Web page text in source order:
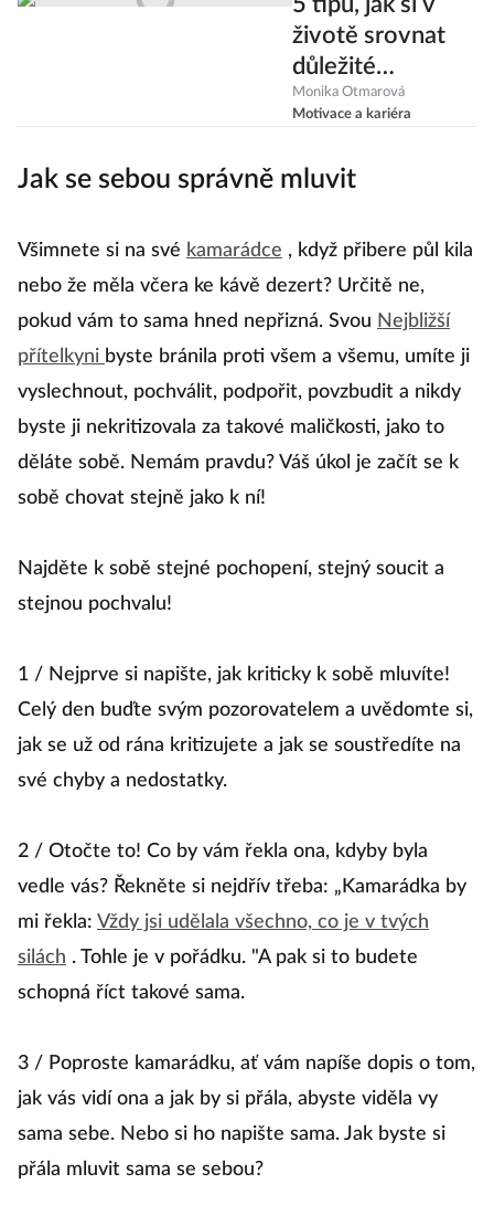
životě srovnat
důležité
myšlenky. Který
bude vyhovovat
Monika Otmarová
Motivace a kariéra
Jak se sebou správně mluvit
Všimnete si na své kamarádce , když přibere půl kila
nebo že měla včera ke kávě dezert? Určitě ne,
pokud vám to sama hned nepřizná. Svou Nejbližší
přítelkyni byste bránila proti všem a všemu, umíte ji
vyslechnout, pochválit, podpořit, povzbudit a nikdy
byste ji nekritizovala za takové maličkosti, jako to
děláte sobě. Nemám pravdu? Váš úkol je začít se k
sobě chovat stejně jako k ní!
Najděte k sobě stejné pochopení, stejný soucit a
stejnou pochvalu!
1 / Nejprve si napište, jak kriticky k sobě mluvíte!
Celý den buďte svým pozorovatelem a uvědomte si,
jak se už od rána kritizujete a jak se soustředíte na
své chyby a nedostatky.
2 / Otočte to! Co by vám řekla ona, kdyby byla
vedle vás? Řekněte si nejdřív třeba: „Kamarádka by
mi řekla: Vždy jsi udělala všechno, co je v tvých
silách . Tohle je v pořádku. "A pak si to budete
schopná říct takové sama.
3 / Poproste kamarádku, ať vám napíše dopis o tom,
jak vás vidí ona a jak by si přála, abyste viděla vy
sama sebe. Nebo si ho napište sama. Jak byste si
přála mluvit sama se sebou?